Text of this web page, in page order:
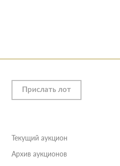
Прислать лот
Текущий аукцион
Архив аукционов